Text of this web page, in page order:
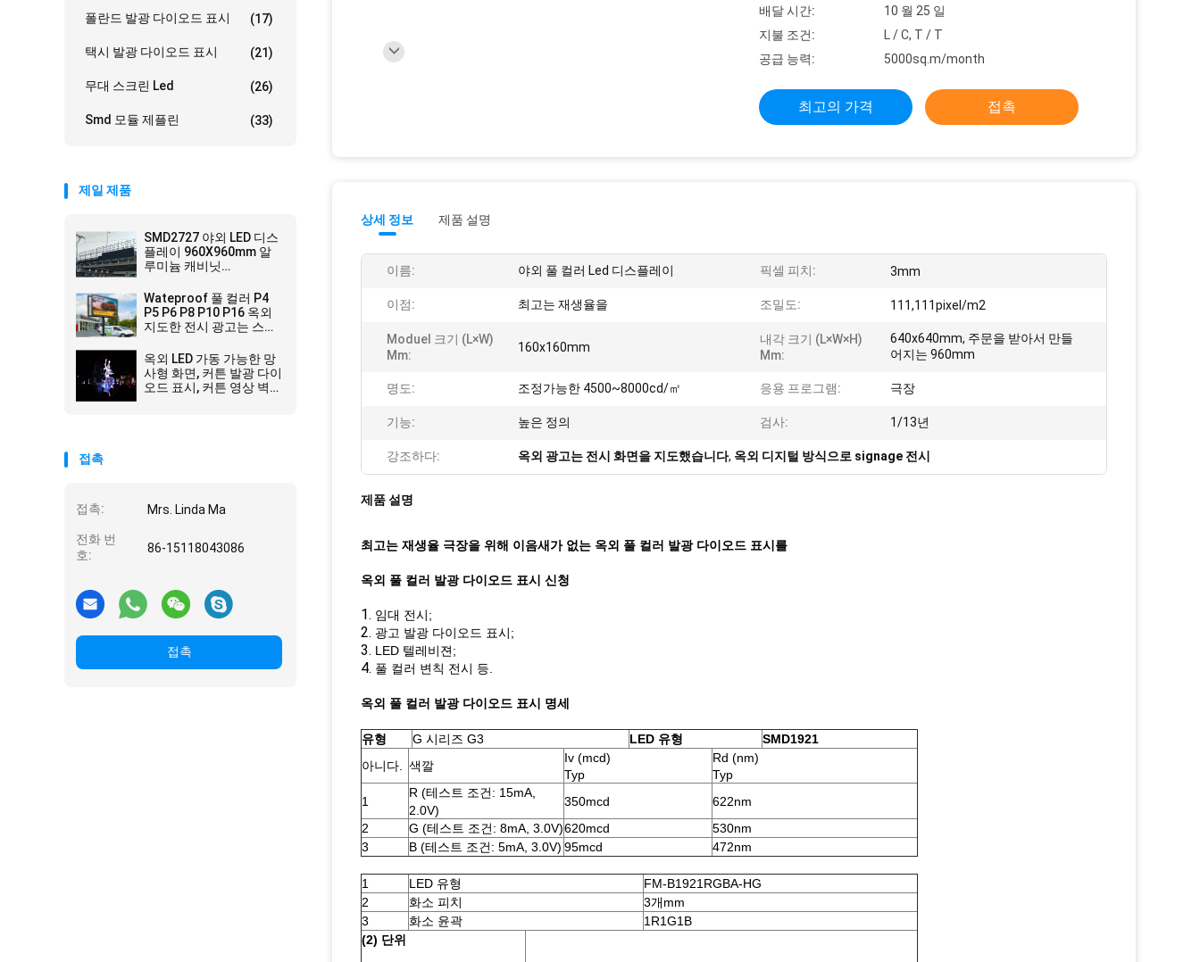
폴란드 발광 다이오드 표시 (17)
택시 발광 다이오드 표시 (21)
무대 스크린 Led (26)
Smd 모듈 제플린 (33)
제일 제품
SMD2727 야외 LED 디스
플레이 960X960mm 알
루미늄 캐비닛
Wateproof 풀 컬러 P4
P5 P6 P8 P10 P16 옥외
지도한 전시 광고는 스크
했습니다
옥외 LED 가동 가능한 망
사형 화면, 커튼 발광 다이
오드 표시, 커튼 영상 벽
접촉
접촉: Mrs. Linda Ma
전화 번
호:
86-15118043086
접촉
배달 시간:
10 월 25 일
지불 조건:
L / C, T / T
공급 능력:
5000sq.m/month
최고의 가격 접촉
상세 정보 제품 설명
이름: 야외 풀 컬러 Led 디스플레이 픽셀 피치: 3mm
이점: 최고는 재생율을 조밀도: 111,111pixel/m2
Moduel 크기 (L×W)
Mm:
160x160mm
내각 크기 (L×W×H)
Mm:
640x640mm, 주문을 받아서 만들
어지는 960mm
명도: 조정가능한 4500~8000cd/㎡ 응용 프로그램: 극장
기능: 높은 정의 검사: 1/13년
강조하다: 옥외 광고는 전시 화면을 지도했습니다, 옥외 디지털 방식으로 signage 전시
제품 설명
최고는 재생율 극장을 위해 이음새가 없는 옥외 풀 컬러 발광 다이오드 표시를
옥외 풀 컬러 발광 다이오드 표시 신청
1. 임대 전시;
2. 광고 발광 다이오드 표시;
3. LED 텔레비젼;
4. 풀 컬러 변칙 전시 등.
옥외 풀 컬러 발광 다이오드 표시 명세
유형 G 시리즈 G3 LED 유형
SMD1921
아니다.
색깔
Iv (mcd)
Typ
Rd (nm)
Typ
1
R (테스트 조건: 15mA,
2.0V)
350mcd
622nm
2
G (테스트 조건: 8mA, 3.0V)620mcd
530nm
3
B (테스트 조건: 5mA, 3.0V) 95mcd 472nm
1 LED 유형
FM-B1921RGBA-HG
2
화소 피치
3개mm
3
화소 윤곽
1R1G1B
(2) 단위